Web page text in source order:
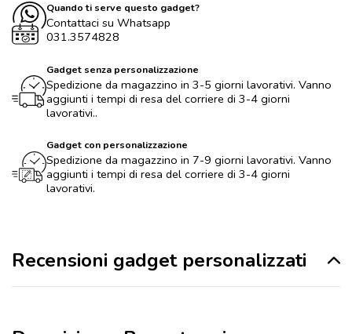
Quando ti serve questo gadget?
Contattaci su Whatsapp
031.3574828
Gadget senza personalizzazione
Spedizione da magazzino in 3-5 giorni lavorativi. Vanno
aggiunti i tempi di resa del corriere di 3-4 giorni
lavorativi..
Gadget con personalizzazione
Spedizione da magazzino in 7-9 giorni lavorativi. Vanno
aggiunti i tempi di resa del corriere di 3-4 giorni
lavorativi.
Recensioni gadget personalizzati